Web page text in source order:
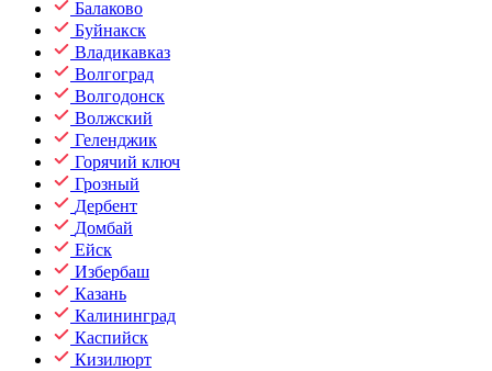
Балаково
Буйнакск
Владикавказ
Волгоград
Волгодонск
Волжский
Геленджик
Горячий ключ
Грозный
Дербент
Домбай
Ейск
Избербаш
Казань
Калининград
Каспийск
Кизилюрт